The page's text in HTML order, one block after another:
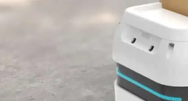
Child
(template)
|
Theme: